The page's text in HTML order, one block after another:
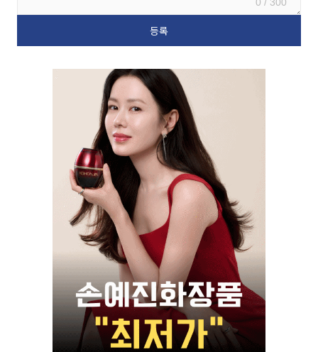
0 / 300